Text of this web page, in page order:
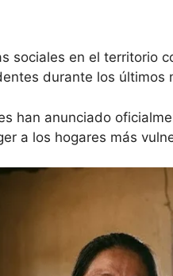
sociales en el territorio
durante los últimos
han anunciado
a los hogares más